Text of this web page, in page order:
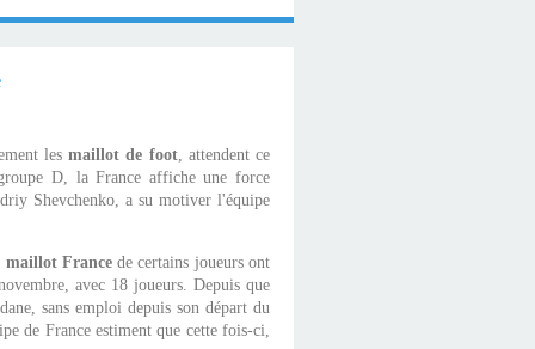
lesmaillot de foot, attendent ce
D, la France affiche une force
Shevchenko, a su motiver l'équipe
maillot Francede certains joueurs ont
avec 18 joueurs. Depuis que
sans emploi depuis son départ du
de France estiment que cette fois-ci,